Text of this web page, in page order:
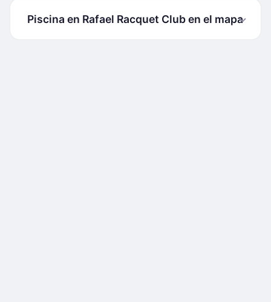
Piscina en Rafael Racquet Club en el mapa